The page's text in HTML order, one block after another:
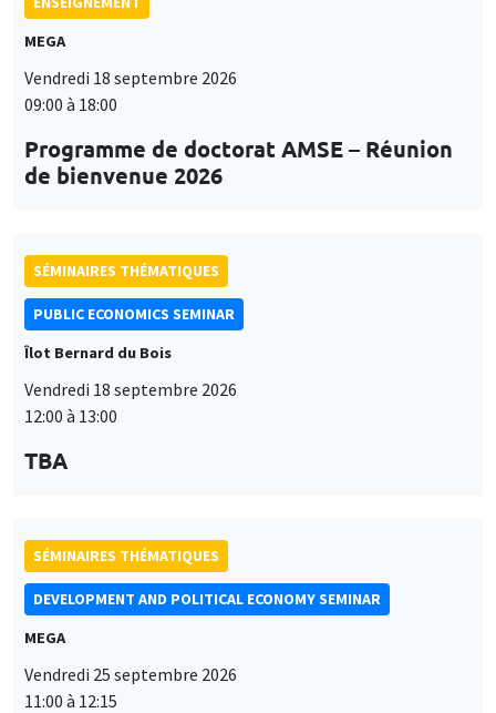
MEGA
Vendredi 18 septembre 2026
09:00 à 18:00
Programme de doctorat AMSE – Réunion
de bienvenue 2026
SÉMINAIRES THÉMATIQUES
PUBLIC ECONOMICS SEMINAR
Îlot Bernard du Bois
Vendredi 18 septembre 2026
12:00 à 13:00
TBA
SÉMINAIRES THÉMATIQUES
DEVELOPMENT AND POLITICAL ECONOMY SEMINAR
MEGA
Vendredi 25 septembre 2026
11:00 à 12:15